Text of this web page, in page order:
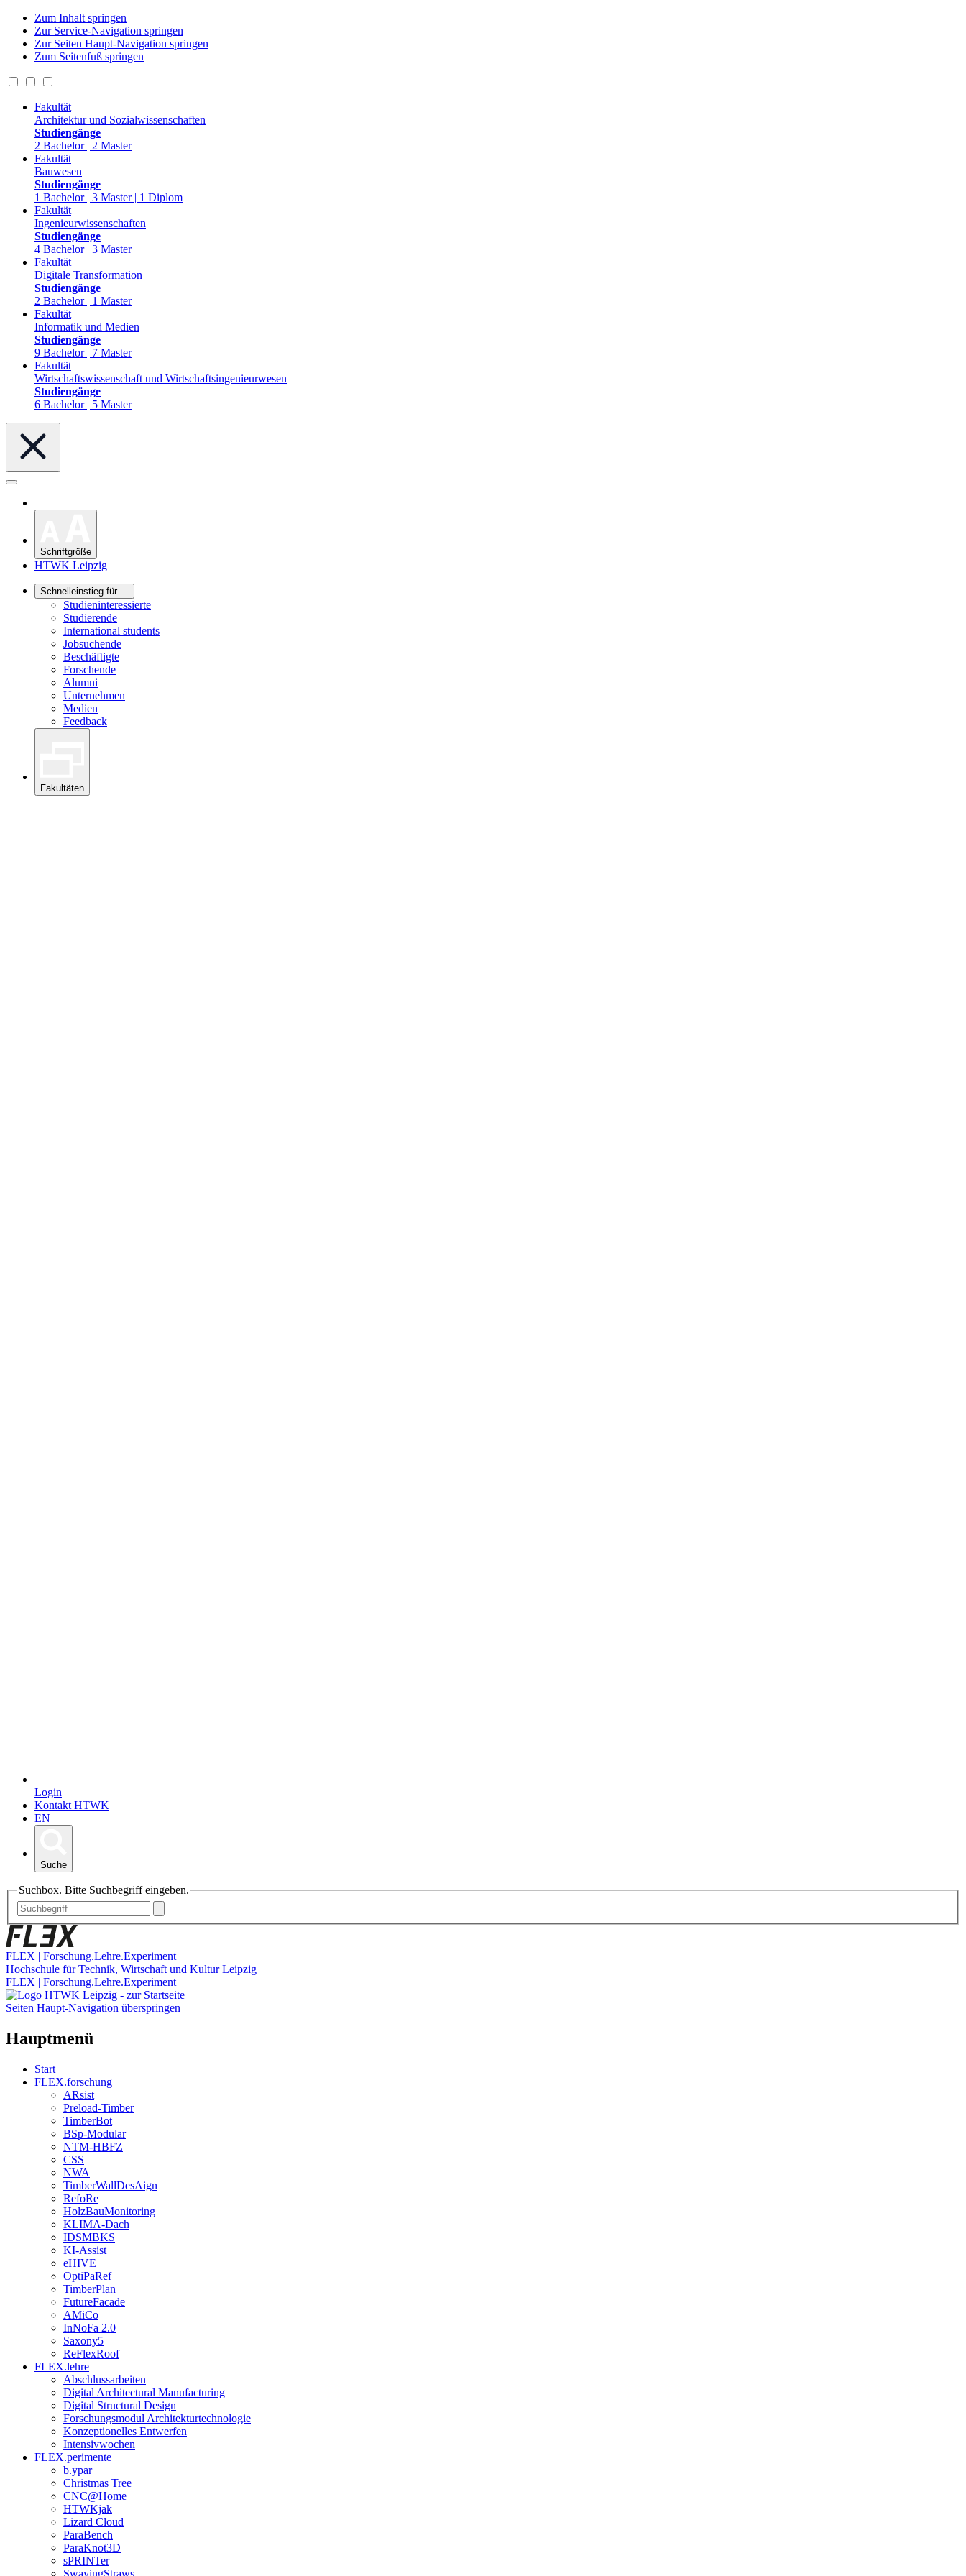
Zum Inhalt springen
Zur Service-Navigation springen
Zur Seiten Haupt-Navigation springen
Zum Seitenfuß springen
Fakultät
Architektur und Sozialwissenschaften
Studiengänge
2 Bachelor | 2 Master
Fakultät
Bauwesen
Studiengänge
1 Bachelor | 3 Master | 1 Diplom
Fakultät
Ingenieurwissenschaften
Studiengänge
4 Bachelor | 3 Master
Fakultät
Digitale Transformation
Studiengänge
2 Bachelor | 1 Master
Fakultät
Informatik und Medien
Studiengänge
9 Bachelor | 7 Master
Fakultät
Wirtschaftswissenschaft und Wirtschaftsingenieurwesen
Studiengänge
6 Bachelor | 5 Master
Schriftgröße
HTWK Leipzig
Schnelleinstieg für ...
Studieninteressierte
Studierende
International students
Jobsuchende
Beschäftigte
Forschende
Alumni
Unternehmen
Medien
Feedback
Fakultäten
Login
Kontakt HTWK
EN
Suche
Suchbox. Bitte Suchbegriff eingeben.
FLEX | Forschung.Lehre.Experiment
Hochschule für Technik, Wirtschaft und Kultur Leipzig
FLEX | Forschung.Lehre.Experiment
Seiten Haupt-Navigation überspringen
Hauptmenü
Start
FLEX.forschung
ARsist
Preload-Timber
TimberBot
BSp-Modular
NTM-HBFZ
CSS
NWA
TimberWallDesAign
RefoRe
HolzBauMonitoring
KLIMA-Dach
IDSMBKS
KI-Assist
eHIVE
OptiPaRef
TimberPlan+
FutureFacade
AMiCo
InNoFa 2.0
Saxony5
ReFlexRoof
FLEX.lehre
Abschlussarbeiten
Digital Architectural Manufacturing
Digital Structural Design
Forschungsmodul Architekturtechnologie
Konzeptionelles Entwerfen
Intensivwochen
FLEX.perimente
b.ypar
Christmas Tree
CNC@Home
HTWKjak
Lizard Cloud
ParaBench
ParaKnot3D
sPRINTer
SwayingStraws